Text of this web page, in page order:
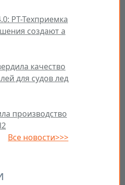
РТ-Техприемка
создают а
качество
для судов лед
производство
Все новости>>>